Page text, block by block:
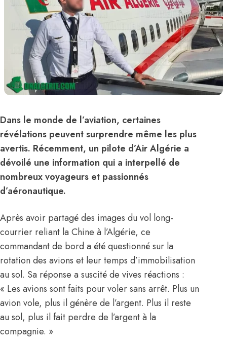
Dans le monde de l’aviation, certaines
révélations peuvent surprendre même les plus
avertis. Récemment, un pilote d’Air Algérie a
dévoilé une information qui a interpellé de
nombreux voyageurs et passionnés
d’aéronautique.
Après avoir partagé des images du vol long-
courrier reliant la Chine à l’Algérie, ce
commandant de bord a été questionné sur la
rotation des avions et leur temps d’immobilisation
au sol. Sa réponse a suscité de vives réactions :
« Les avions sont faits pour voler sans arrêt. Plus un
avion vole, plus il génère de l’argent. Plus il reste
au sol, plus il fait perdre de l’argent à la
compagnie. »